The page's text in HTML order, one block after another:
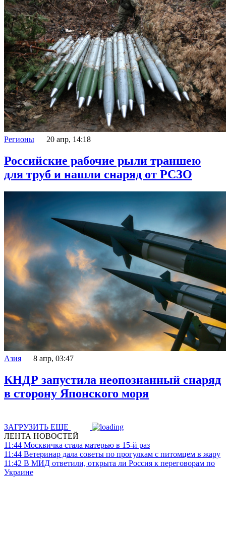
Регионы 20 апр, 14:18
Российские рабочие рыли траншею
для труб и нашли снаряд от РСЗО
Азия 8 апр, 03:47
КНДР запустила неопознанный снаряд
в сторону Японского моря
ЗАГРУЗИТЬ ЕЩЕ
ЛЕНТА НОВОСТЕЙ
11:44 Москвичка стала матерью в 15-й раз
11:44 Ветеринар дала советы по прогулкам с питомцем в жару
11:42 В МИД ответили, открыта ли Россия к переговорам по
Украине